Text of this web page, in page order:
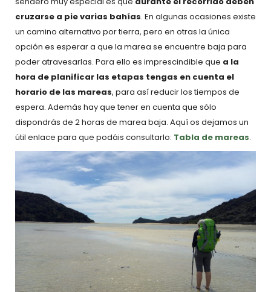
cruzarse a pie varias bahías. En algunas ocasiones existe
un camino alternativo por tierra, pero en otras la única
opción es esperar a que la marea se encuentre baja para
poder atravesarlas. Para ello es imprescindible que a la
hora de planificar las etapas tengas en cuenta el
horario de las mareas, para así reducir los tiempos de
espera. Además hay que tener en cuenta que sólo
dispondrás de 2 horas de marea baja. Aquí os dejamos un
útil enlace para que podáis consultarlo: Tabla de mareas.